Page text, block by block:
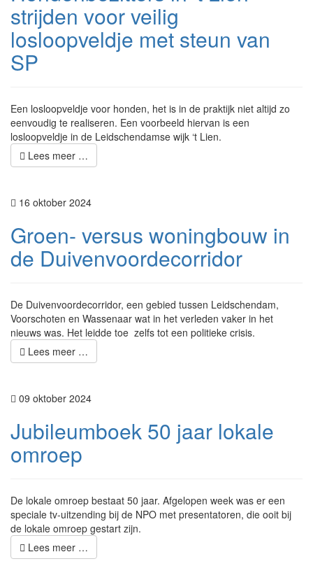
strijden voor veilig
losloopveldje met steun van
SP
Een losloopveldje voor honden, het is in de praktijk niet altijd zo
eenvoudig te realiseren. Een voorbeeld hiervan is een
losloopveldje in de Leidschendamse wijk ‘t Lien.
Lees meer …
16 oktober 2024
Groen- versus woningbouw in
de Duivenvoordecorridor
De Duivenvoordecorridor, een gebied tussen Leidschendam,
Voorschoten en Wassenaar wat in het verleden vaker in het
nieuws was. Het leidde toe zelfs tot een politieke crisis.
Lees meer …
09 oktober 2024
Jubileumboek 50 jaar lokale
omroep
De lokale omroep bestaat 50 jaar. Afgelopen week was er een
speciale tv-uitzending bij de NPO met presentatoren, die ooit bij
de lokale omroep gestart zijn.
Lees meer …